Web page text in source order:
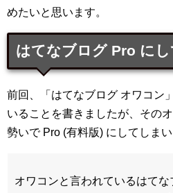
めたいと思います。
はてなブログ Pro に
前回、「はてなブログ オワコン
いることを書きましたが、その
勢いで Pro (有料版) にしてしまい
オワコンと言われているはて